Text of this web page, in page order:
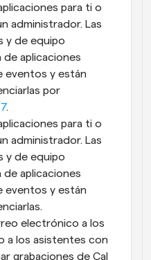
para ti o
administrador. Las
y de equipo
de aplicaciones
eventos y están
.
para ti o
administrador. Las
y de equipo
de aplicaciones
eventos y están
electrónico a los
a los asistentes con
grabaciones de Cal